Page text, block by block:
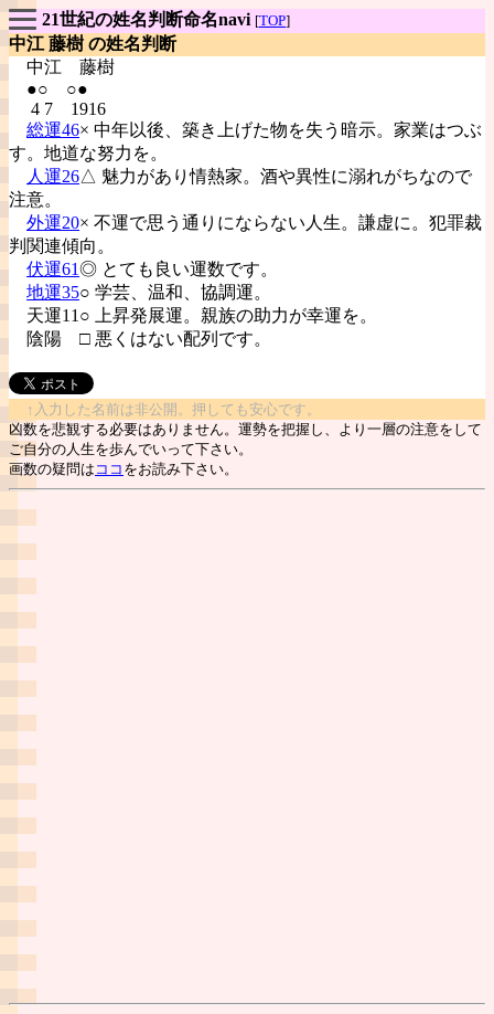
21世紀の姓名判断命名navi [TOP]
中江 藤樹 の姓名判断
中江 藤樹
●○ ○●
4 7 1916
総運46× 中年以後、築き上げた物を失う暗示。家業はつぶ
す。地道な努力を。
人運26△ 魅力があり情熱家。酒や異性に溺れがちなので
注意。
外運20× 不運で思う通りにならない人生。謙虚に。犯罪裁
判関連傾向。
伏運61◎ とても良い運数です。
地運35○ 学芸、温和、協調運。
天運11○ 上昇発展運。親族の助力が幸運を。
陰陽 □ 悪くはない配列です。
↑入力した名前は非公開。押しても安心です。
凶数を悲観する必要はありません。運勢を把握し、より一層の注意をして
ご自分の人生を歩んでいって下さい。
画数の疑問は ココ をお読み下さい。